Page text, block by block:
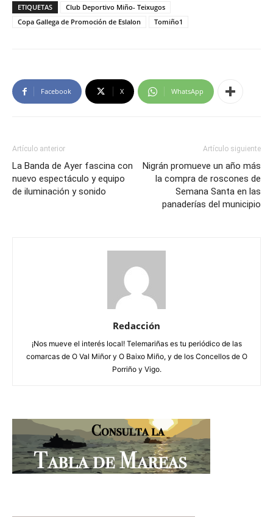
ETIQUETAS
Club Deportivo Miño- Teixugos
Copa Gallega de Promoción de Eslalon
Tomiño1
Facebook X WhatsApp
Artículo anterior
La Banda de Ayer fascina con
nuevo espectáculo y equipo
de iluminación y sonido
Artículo siguiente
Nigrán promueve un año más
la compra de roscones de
Semana Santa en las
panaderías del municipio
Redacción
¡Nos mueve el interés local! Telemariñas es tu periódico de las
comarcas de O Val Miñor y O Baixo Miño, y de los Concellos de O
Porriño y Vigo.